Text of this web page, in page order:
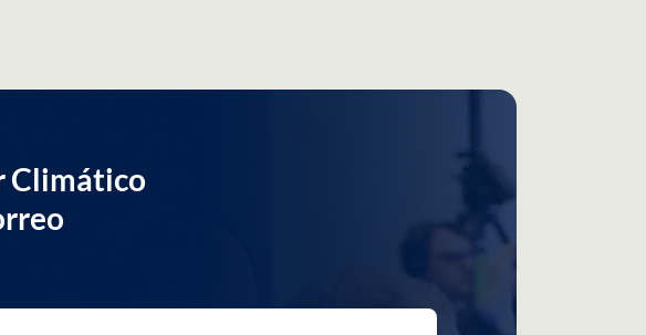
Climático